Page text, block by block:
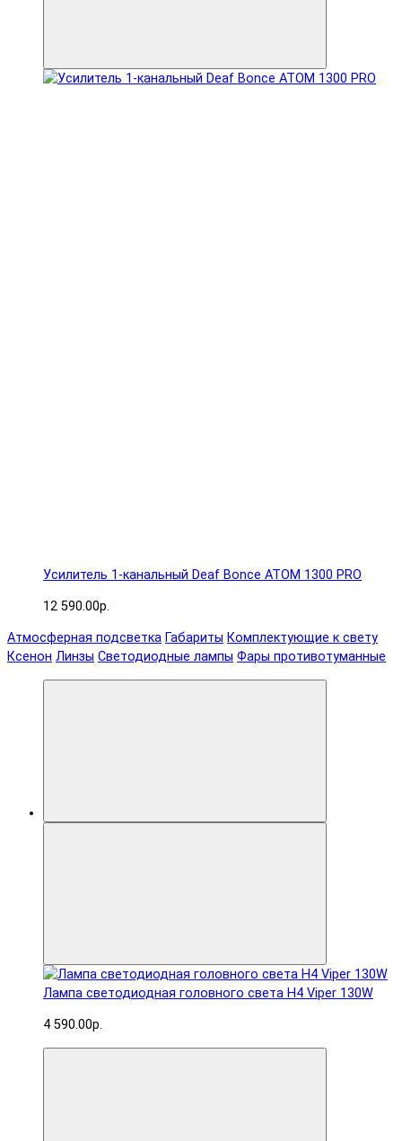
Усилитель 1-канальный Deaf Bonce ATOM 1300 PRO
12 590.00р.
Атмосферная подсветка Габариты Комплектующие к свету
Ксенон Линзы Светодиодные лампы Фары противотуманные
Лампа светодиодная головного света H4 Viper 130W
4 590.00р.